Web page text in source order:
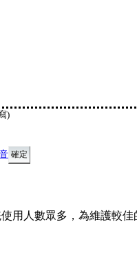
)
用人數眾多，為維護較